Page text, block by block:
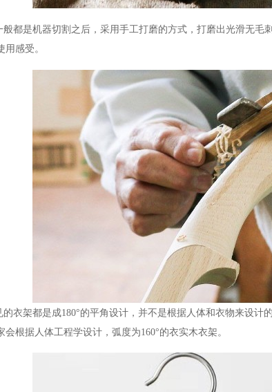
般都是机器切割之后，采用手工打磨的方式，打磨出光滑无
感受。
衣架都是成180°的平角设计，并不是根据人体和衣物来设
会根据人体工程学设计，弧度为160°的衣实木衣架。